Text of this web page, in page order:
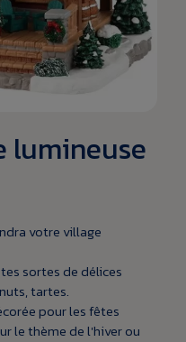
lumineuse
votre village
sortes de délices
tartes.
pour les fêtes
le thème de l'hiver ou